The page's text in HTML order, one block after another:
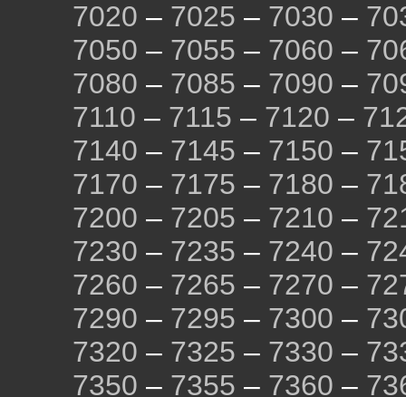
7020 – 7025 – 7030 –
7050 – 7055 – 7060 –
7080 – 7085 – 7090 –
7110 – 7115 – 7120 –
7140 – 7145 – 7150 –
7170 – 7175 – 7180 –
7200 – 7205 – 7210 –
7230 – 7235 – 7240 –
7260 – 7265 – 7270 –
7290 – 7295 – 7300 –
7320 – 7325 – 7330 –
7350 – 7355 – 7360 –